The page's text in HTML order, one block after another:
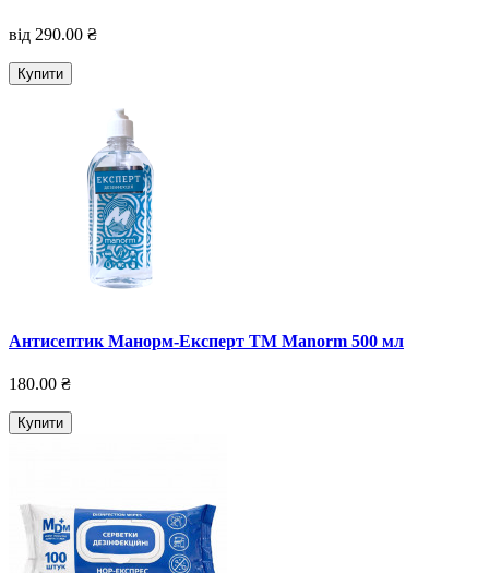
від 290.00 ₴
Купити
Антисептик Манорм-Експерт TM Manorm 500 мл
180.00 ₴
Купити